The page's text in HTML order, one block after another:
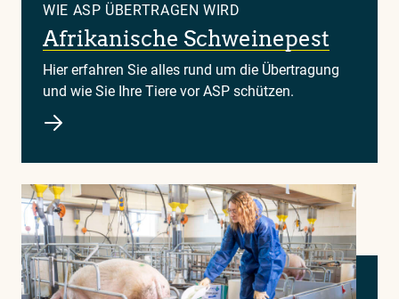
WIE ASP ÜBERTRAGEN WIRD
Afrikanische Schweinepest
Hier erfahren Sie alles rund um die Übertragung
und wie Sie Ihre Tiere vor ASP schützen.